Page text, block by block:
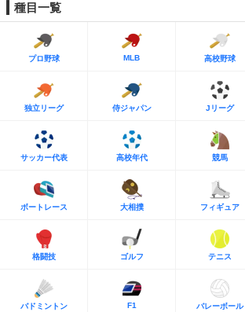
種目一覧
プロ野球 MLB 高校野球
独立リーグ 侍ジャパン Jリーグ
サッカー代表 高校年代 競馬
ボートレース 大相撲 フィギュア
格闘技 ゴルフ テニス
バドミントン F1 バレーボール